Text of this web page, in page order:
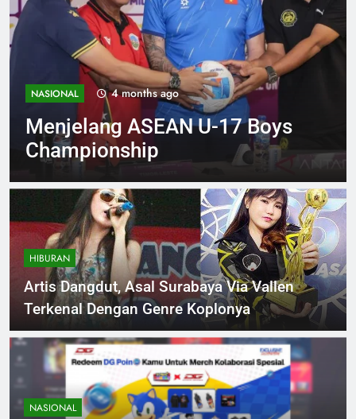
NASIONAL 4 months ago
Menjelang ASEAN U-17 Boys
Championship
HIBURAN
Artis Dangdut, Asal Surabaya Via Vallen
Terkenal Dengan Genre Koplonya
NASIONAL